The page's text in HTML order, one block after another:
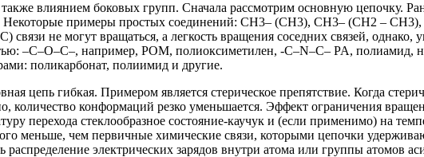
влиянием боковых групп. Сначала рассмотрим основную цепочку.
Некоторые примеры простых соединений: СН3– (СН3), CH3– (CH2 –
не могут вращаться, а легкость вращения соседних связей, однако,
–C–O–C–, например, POM, полиоксиметилен, -C–N–C– PA, полиамид,
поликарбонат, полиимид и другие.
цепь гибкая. Примером является стерическое препятствие. Когда
количество конформаций резко уменьшается. Эффект ограничения
перехода стеклообразное состояние-каучук и (если применимо) на
меньше, чем первичные химические связи, которыми цепочки
электрических зарядов внутри атома или группы атомов